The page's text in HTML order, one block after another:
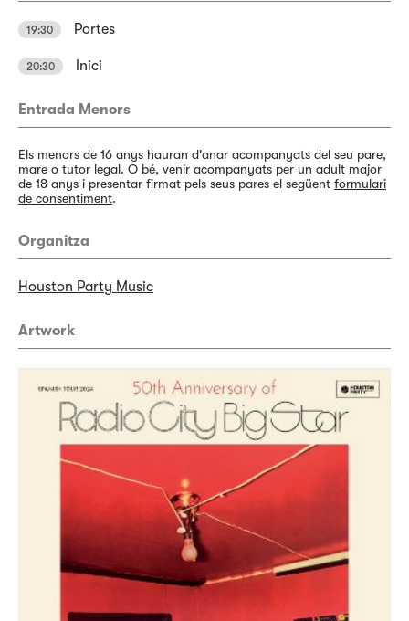
19:30 Portes
20:30 Inici
Entrada Menors
Els menors de 16 anys hauran d'anar acompanyats del seu pare,
mare o tutor legal. O bé, venir acompanyats per un adult major
de 18 anys i presentar firmat pels seus pares el següent formulari
de consentiment.
Organitza
Houston Party Music
Artwork